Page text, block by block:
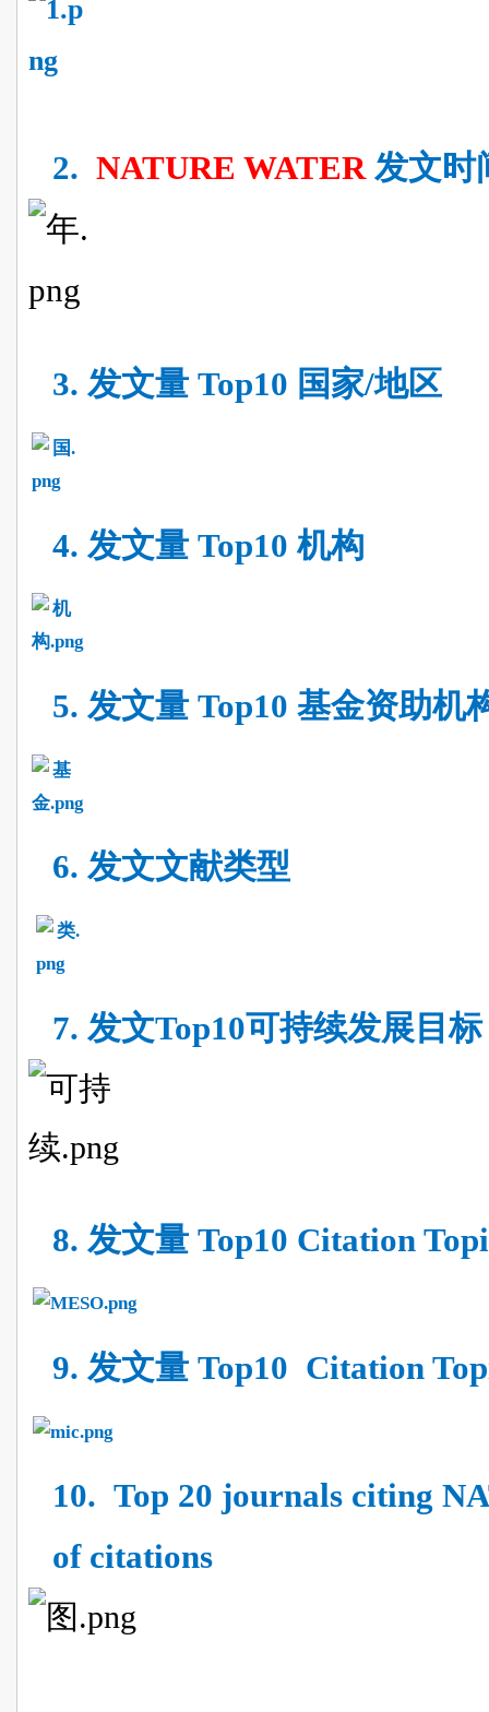
2. NATURE WATER 发文时
3. 发文量 Top10 国家/地区
4. 发文量 Top10 机构
5. 发文量 Top10 基金资助机
6. 发文文献类型
7. 发文Top10可持续发展目标
8. 发文量 Top10 Citation
9. 发文量 Top10 Citation
10. Top 20 journals citing
of citations